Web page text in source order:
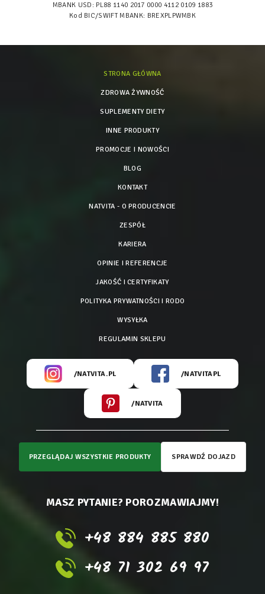
MBANK USD: PL88 1140 2017 0000 4112 0109 1883
Kod BIC/SWIFT MBANK: BREXPLPWMBK
STRONA GŁÓWNA
ZDROWA ŻYWNOŚĆ
SUPLEMENTY DIETY
INNE PRODUKTY
PROMOCJE I NOWOŚCI
BLOG
KONTAKT
NATVITA - O PRODUCENCIE
ZESPÓŁ
KARIERA
OPINIE I REFERENCJE
JAKOŚĆ I CERTYFIKATY
POLITYKA PRYWATNOŚCI I RODO
WYSYŁKA
REGULAMIN SKLEPU
/NATVITA.PL /NATVITAPL
/NATVITA
PRZEGLĄDAJ WSZYSTKIE PRODUKTY SPRAWDŹ DOJAZD
MASZ PYTANIE? POROZMAWIAJMY!
+48 884 885 880
+48 71 302 69 97